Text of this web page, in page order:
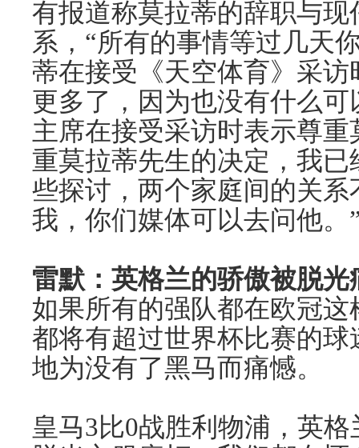
有报道称莫拉蒂的辞职与
系，“所有的事情等过几天
蒂在接受《天空体育》采
更多了，因为也没有什么
主席在接受采访时表示尊
重莫拉蒂先生的决定，我
些探讨，两个家庭间的关
我，你们媒体可以去问他。
雷默：英格兰的骄傲被脱光
如果所有的强队都在欧冠
都将有超过世界杯比赛的
地为没有了黑马而痛憾。
皇马3比0战胜利物浦，英